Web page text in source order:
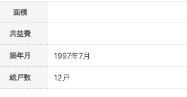
面積
共益費
築年月 1997年7月
総戸数 12戸